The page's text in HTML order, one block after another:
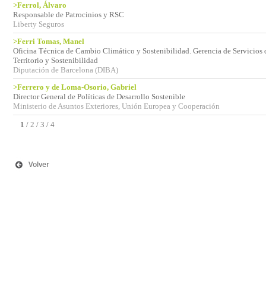
>Ferrol, Álvaro
Responsable de Patrocinios y RSC
Liberty Seguros
>Ferri Tomas, Manel
Oficina Técnica de Cambio Climático y Sostenibilidad. Gerencia de Servicios
Territorio y Sostenibilidad
Diputación de Barcelona (DIBA)
>Ferrero y de Loma-Osorio, Gabriel
Director General de Políticas de Desarrollo Sostenible
Ministerio de Asuntos Exteriores, Unión Europea y Cooperación
1 / 2 / 3 / 4
Volver